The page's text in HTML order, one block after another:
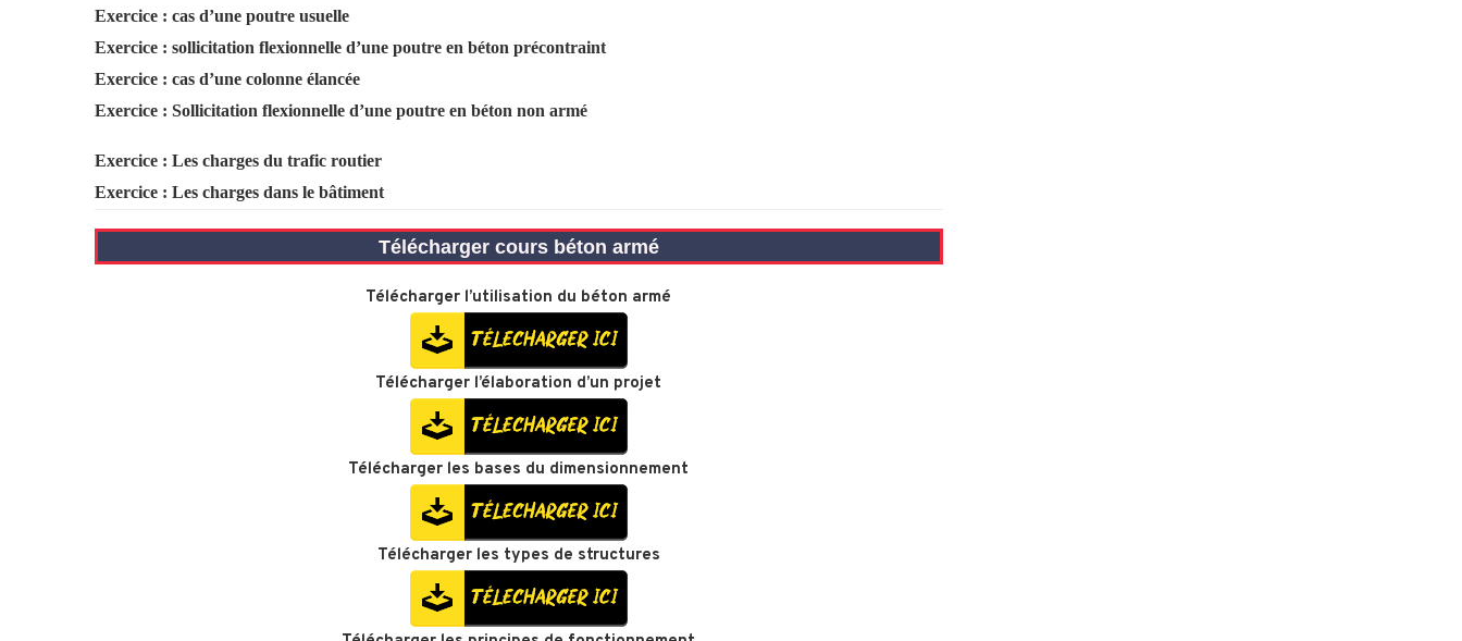
Exercice : cas d’une poutre usuelle
Exercice : sollicitation flexionnelle d’une poutre en béton précontraint
Exercice : cas d’une colonne élancée
Exercice : Sollicitation flexionnelle d’une poutre en béton non armé
Exercice : Les charges du trafic routier
Exercice : Les charges dans le bâtiment
Télécharger cours béton armé
Télécharger l’utilisation du béton armé
Télécharger l’élaboration d’un projet
Télécharger les bases du dimensionnement
Télécharger les types de structures